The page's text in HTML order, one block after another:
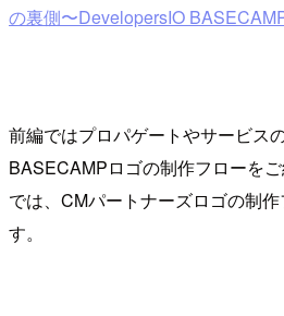
の裏側〜DevelopersIO
前編ではプロパゲートやサービス
BASECAMPロゴの制作フローを
では、CMパートナーズロゴの制
す。